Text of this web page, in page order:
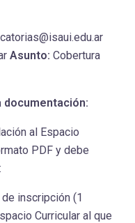
Asunto: Cobertura
documentación:
al Espacio
PDF y debe
inscripción (1
Curricular al que